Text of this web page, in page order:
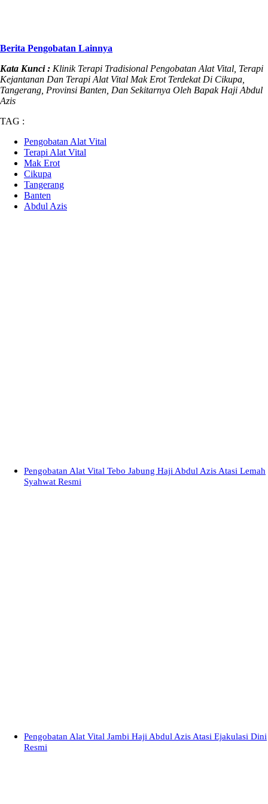
Berita Pengobatan Lainnya
Kata Kunci : Klinik Terapi Tradisional Pengobatan Alat Vital, Terapi
Kejantanan Dan Terapi Alat Vital Mak Erot Terdekat Di Cikupa,
Tangerang, Provinsi Banten, Dan Sekitarnya Oleh Bapak Haji Abdul
Azis
TAG :
Pengobatan Alat Vital
Terapi Alat Vital
Mak Erot
Cikupa
Tangerang
Banten
Abdul Azis
Pengobatan Alat Vital Tebo Jabung Haji Abdul Azis Atasi Lemah
Syahwat Resmi
Pengobatan Alat Vital Jambi Haji Abdul Azis Atasi Ejakulasi Dini
Resmi